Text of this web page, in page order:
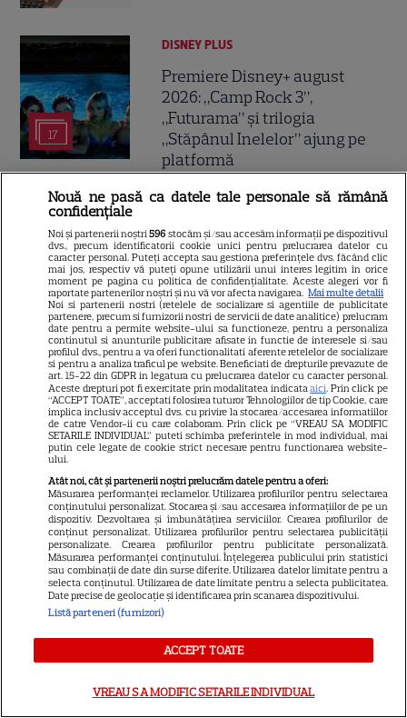
17
DISNEY PLUS
Premiere Disney+ august
2026: „Camp Rock 3”,
„Futurama” și trilogia
„Stăpânul Inelelor” ajung pe
platformă
15
DISNEY PLUS
Premiere de neratat pe Netflix,
Disney+ și SkyShowtime în
august: seriale noi, filme de
colecție și vedete de top
5
CINEMA
Eli Roth revine cu „Omul cu
înghețata mortală”. Filmul
horror în care copiii devin
criminali după ce mănâncă
înghețată
11
VEDETE STRĂINE
„Povestea peștelui posac”,
aventura animată inspirată
dintr-un bestseller The New
York Times, ajunge în
cinematografe pe 7 august
NETFLIX
Nouă ne pasă ca datele tale personale să rămână
confidențiale
Noi și partenerii noștri596 stocăm și/sau accesăm informații pe dispozitivul
dvs., precum identificatorii cookie unici pentru prelucrarea datelor cu
caracter personal. Puteți accepta sau gestiona preferințele dvs. făcând clic
mai jos, respectiv vă puteți opune utilizării unui interes legitim în orice
moment pe pagina cu politica de confidențialitate. Aceste alegeri vor fi
raportate partenerilor noștri și nu vă vor afecta navigarea. Mai multe detalii
Noi si partenerii nostri (retelele de socializare si agentiile de publicitate
partenere, precum si furnizorii nostri de servicii de date analitice) prelucram
date pentru a permite website-ului sa functioneze, pentru a personaliza
continutul si anunturile publicitare afisate in functie de interesele si/sau
profilul dvs., pentru a va oferi functionalitati aferente retelelor de socializare
si pentru a analiza traficul pe website. Beneficiati de drepturile prevazute de
art. 15-22 din GDPR in legatura cu prelucrarea datelor cu caracter personal.
Aceste drepturi pot fi exercitate prin modalitatea indicataaici. Prin click pe
“ACCEPT TOATE”, acceptati folosirea tuturor Tehnologiilor de tip Cookie, care
implica inclusiv acceptul dvs. cu privire la stocarea/accesarea informatiilor
de catre Vendor-ii cu care colaboram. Prin click pe “VREAU SA MODIFIC
SETARILE INDIVIDUAL” puteti schimba preferintele in mod individual, mai
putin cele legate de cookie strict necesare pentru functionarea website-
ului.
Atât noi, cât și partenerii noștri prelucrăm datele pentru a oferi:
Măsurarea performanței reclamelor. Utilizarea profilurilor pentru selectarea
conținutului personalizat. Stocarea și/sau accesarea informațiilor de pe un
dispozitiv. Dezvoltarea și îmbunătățirea serviciilor. Crearea profilurilor de
conținut personalizat. Utilizarea profilurilor pentru selectarea publicității
personalizate. Crearea profilurilor pentru publicitate personalizată.
Măsurarea performanței conținutului. Înțelegerea publicului prin statistici
sau combinații de date din surse diferite. Utilizarea datelor limitate pentru a
selecta conținutul. Utilizarea de date limitate pentru a selecta publicitatea.
Date precise de geolocație și identificarea prin scanarea dispozitivului.
Listă parteneri (furnizori)
ACCEPT TOATE
VREAU SA MODIFIC SETARILE INDIVIDUAL